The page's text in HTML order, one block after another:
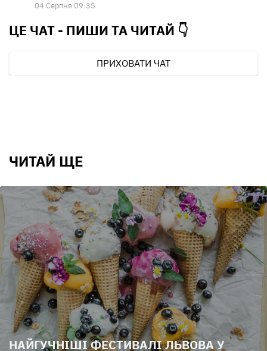
04 Серпня 09:35
ЦЕ ЧАТ - ПИШИ ТА ЧИТАЙ 👇
ПРИХОВАТИ ЧАТ
ЧИТАЙ ЩЕ
НАЙГУЧНІШІ ФЕСТИВАЛІ ЛЬВОВА У